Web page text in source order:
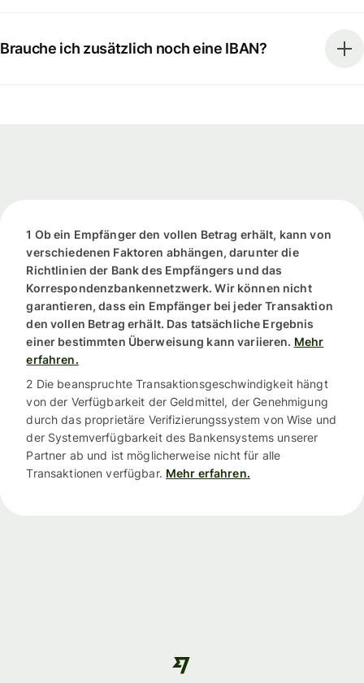
Brauche ich zusätzlich noch eine IBAN?
1 Ob ein Empfänger den vollen Betrag erhält, kann von
verschiedenen Faktoren abhängen, darunter die
Richtlinien der Bank des Empfängers und das
Korrespondenzbankennetzwerk. Wir können nicht
garantieren, dass ein Empfänger bei jeder Transaktion
den vollen Betrag erhält. Das tatsächliche Ergebnis
einer bestimmten Überweisung kann variieren. Mehr
erfahren.
2 Die beanspruchte Transaktionsgeschwindigkeit hängt
von der Verfügbarkeit der Geldmittel, der Genehmigung
durch das proprietäre Verifizierungssystem von Wise und
der Systemverfügbarkeit des Bankensystems unserer
Partner ab und ist möglicherweise nicht für alle
Transaktionen verfügbar. Mehr erfahren.